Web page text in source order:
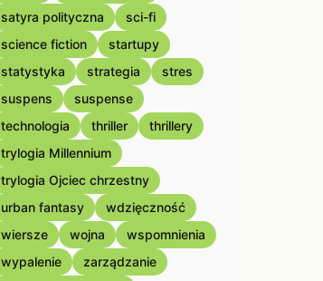
satyra polityczna
sci-fi
science fiction
startupy
statystyka
strategia
stres
suspens
suspense
technologia
thriller
thrillery
trylogia Millennium
trylogia Ojciec chrzestny
urban fantasy
wdzięczność
wiersze
wojna
wspomnienia
wypalenie
zarządzanie